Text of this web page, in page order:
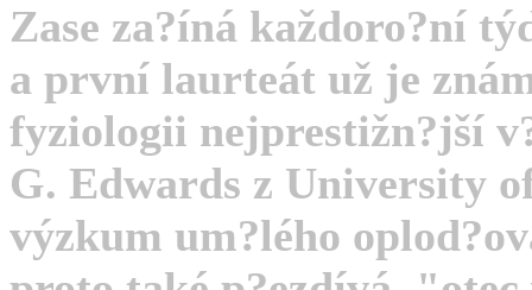
Zase za?íná každoro?ní
a první laurteát už je
fyziologii nejprestižn?jší
G. Edwards z University
výzkum um?lého